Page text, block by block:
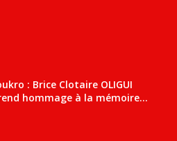
: Brice Clotaire OLIGUI
hommage à la mémoire...